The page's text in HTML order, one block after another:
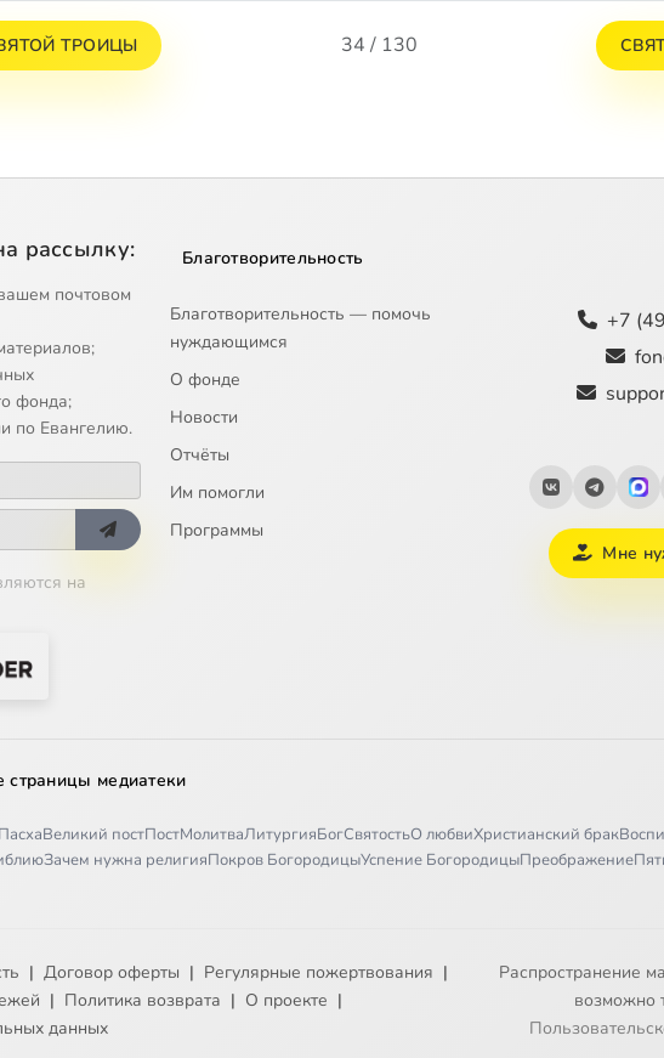
ТРОИЦЫ 34 / 130
рассылку:
почтовом
фонда;
по Евангелию.
на
Благотворительность
Благотворительность — помочь
нуждающимся
О фонде
Новости
Отчёты
Им помогли
Программы
+7
Мне
страницы медиатеки
ПасхаВеликий постПостМолитваЛитургияБогСвятостьО любвиХристианский брак
Зачем нужна религияПокров БогородицыУспение БогородицыПреображение
| Договор оферты | Регулярные пожертвования |
| Политика возврата | О проекте |
данных
Распространение
возможно